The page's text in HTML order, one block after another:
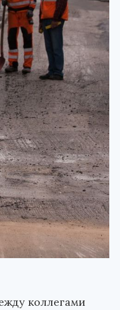
коллегами